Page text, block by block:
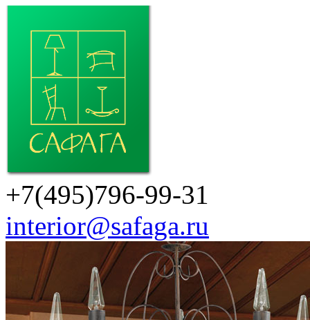
+7(495)796-99-31
interior@safaga.ru